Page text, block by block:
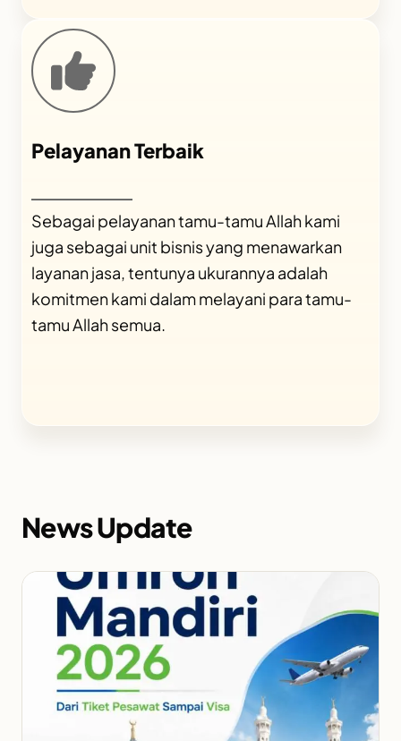
Pelayanan Terbaik
Sebagai pelayanan tamu-tamu Allah kami
juga sebagai unit bisnis yang menawarkan
layanan jasa, tentunya ukurannya adalah
komitmen kami dalam melayani para tamu-
tamu Allah semua.
News Update